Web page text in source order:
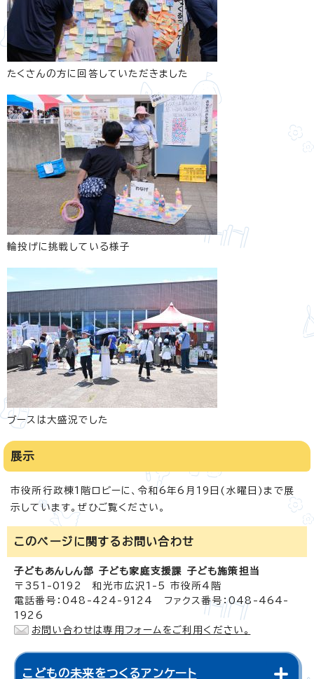
たくさんの方に回答していただきました
輪投げに挑戦している様子
ブースは大盛況でした
展示
市役所行政棟1階ロビーに、令和6年6月19日(水曜日)まで展
示しています。ぜひご覧ください。
このページに関する お問い合わせ
子どもあんしん部 子ども家庭支援課 子ども施策担当
〒351-0192 和光市広沢1-5 市役所4階
電話番号：048-424-9124 ファクス番号：048-464-
1926
お問い合わせは専用フォームをご利用ください。
こどもの未来をつくるアンケート